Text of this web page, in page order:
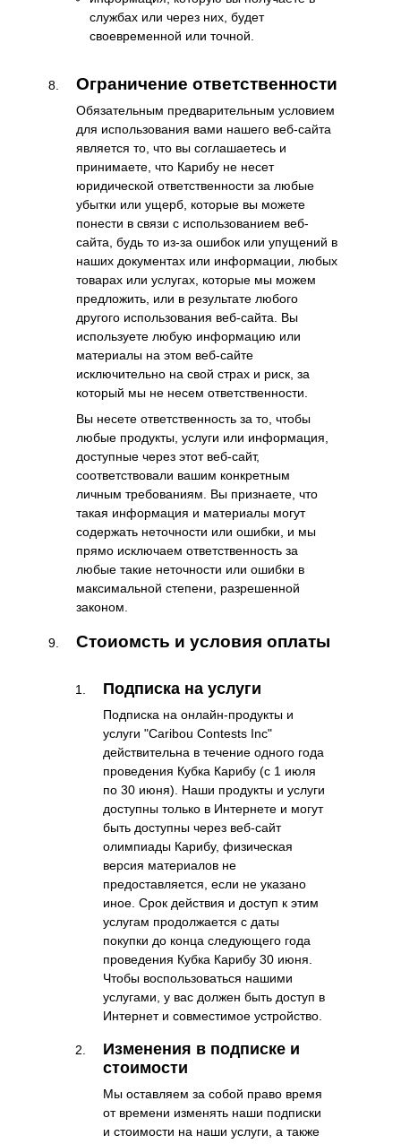
службах или через них, будет
своевременной или точной.
Ограничение ответственности
Обязательным предварительным условием
для использования вами нашего веб-сайта
является то, что вы соглашаетесь и
принимаете, что Карибу не несет
юридической ответственности за любые
убытки или ущерб, которые вы можете
понести в связи с использованием веб-
сайта, будь то из-за ошибок или упущений в
наших документах или информации, любых
товарах или услугах, которые мы можем
предложить, или в результате любого
другого использования веб-сайта. Вы
используете любую информацию или
материалы на этом веб-сайте
исключительно на свой страх и риск, за
который мы не несем ответственности.
Вы несете ответственность за то, чтобы
любые продукты, услуги или информация,
доступные через этот веб-сайт,
соответствовали вашим конкретным
личным требованиям. Вы признаете, что
такая информация и материалы могут
содержать неточности или ошибки, и мы
прямо исключаем ответственность за
любые такие неточности или ошибки в
максимальной степени, разрешенной
законом.
Стоиомсть и условия оплаты
Подписка на услуги
Подписка на онлайн-продукты и
услуги "Caribou Contests Inc"
действительна в течение одного года
проведения Кубка Карибу (с 1 июля
по 30 июня). Наши продукты и услуги
доступны только в Интернете и могут
быть доступны через веб-сайт
олимпиады Карибу, физическая
версия материалов не
предоставляется, если не указано
иное. Срок действия и доступ к этим
услугам продолжается с даты
покупки до конца следующего года
проведения Кубка Карибу 30 июня.
Чтобы воспользоваться нашими
услугами, у вас должен быть доступ в
Интернет и совместимое устройство.
Изменения в подписке и
стоимости
Мы оставляем за собой право время
от времени изменять наши подписки
и стоимости на наши услуги, а также